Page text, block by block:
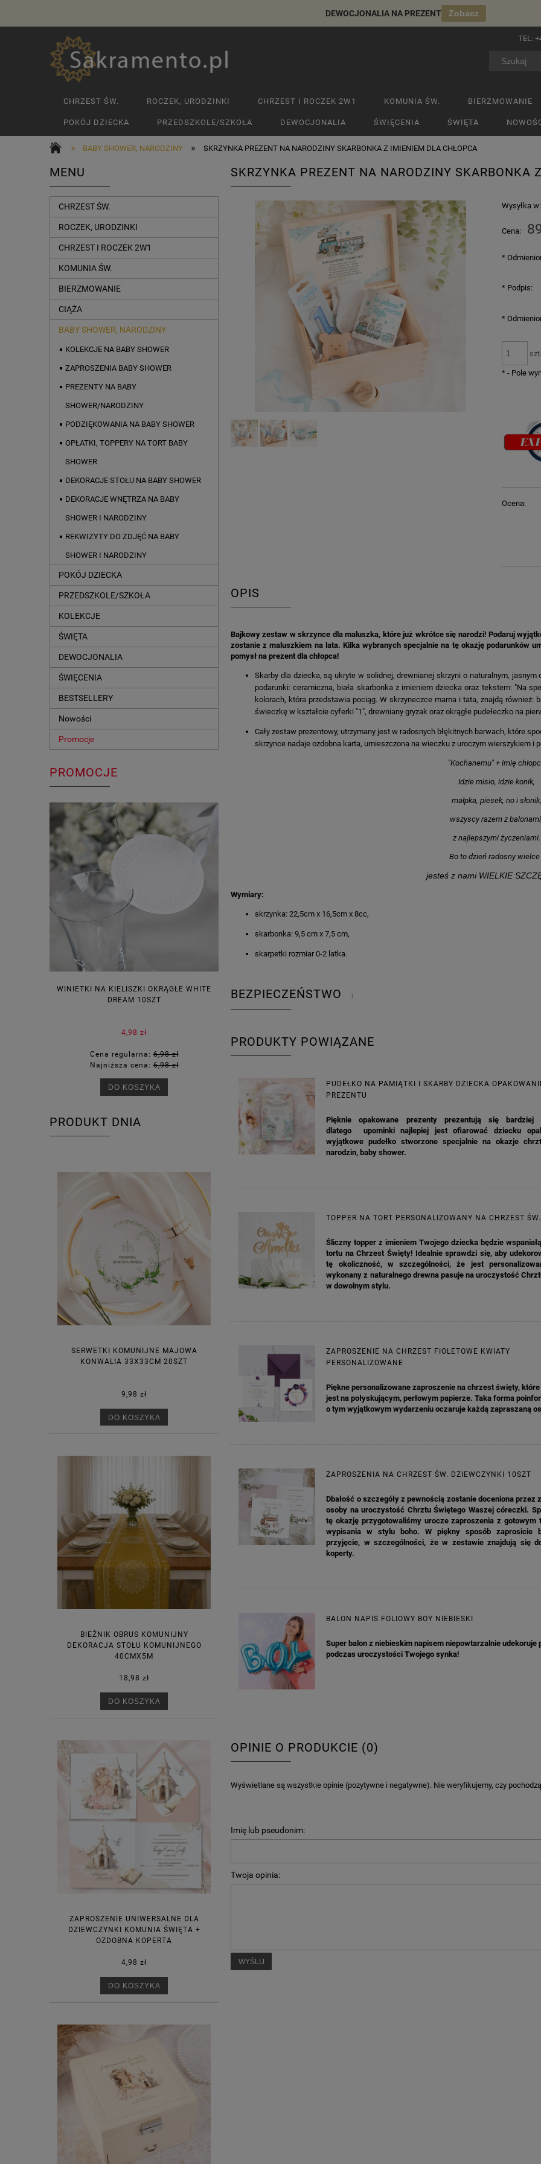
DEWOCJONALIA NA PREZENT Zobacz
TEL:
CHRZEST ŚW. ROCZEK, URODZINKI CHRZEST I ROCZEK 2W1 KOMUNIA ŚW. BIERZMOWANIE
POKÓJ DZIECKA PRZEDSZKOLE/SZKOŁA DEWOCJONALIA ŚWIĘCENIA ŚWIĘTA
» BABY SHOWER, NARODZINY » SKRZYNKA PREZENT NA NARODZINY SKARBONKA Z IMIENIEM DLA CHŁOPCA
MENU
CHRZEST ŚW.
ROCZEK, URODZINKI
CHRZEST I ROCZEK 2W1
KOMUNIA ŚW.
BIERZMOWANIE
CIĄŻA
BABY SHOWER, NARODZINY
KOLEKCJE NA BABY SHOWER
ZAPROSZENIA BABY SHOWER
PREZENTY NA BABY
SHOWER/NARODZINY
PODZIĘKOWANIA NA BABY SHOWER
OPŁATKI, TOPPERY NA TORT BABY
SHOWER
DEKORACJE STOŁU NA BABY SHOWER
DEKORACJE WNĘTRZA NA BABY
SHOWER I NARODZINY
REKWIZYTY DO ZDJĘĆ NA BABY
SHOWER I NARODZINY
POKÓJ DZIECKA
PRZEDSZKOLE/SZKOŁA
KOLEKCJE
ŚWIĘTA
DEWOCJONALIA
ŚWIĘCENIA
BESTSELLERY
Nowości
Promocje
PROMOCJE
WINIETKI NA KIELISZKI OKRĄGŁE WHITE
DREAM 10SZT
4,98 zł
Cena regularna:6,98 zł
Najniższa cena:6,98 zł
DO KOSZYKA
PUDEŁECZKA PODZIĘKOWANIE ZŁOTA
KORONKA KWADRAT 10SZT
Cena regularna:
DO KOSZYKA DO KOSZYKA
PRODUKT DNIA
SERWETKI KOMUNIJNE MAJOWA
KONWALIA 33X33CM 20SZT
9,98 zł
DO KOSZYKA
BIEŻNIK OBRUS KOMUNIJNY
DEKORACJA STOŁU KOMUNIJNEGO
40CMX5M
18,98 zł
DO KOSZYKA
ZAPROSZENIE UNIWERSALNE DLA
DZIEWCZYNKI KOMUNIA ŚWIĘTA +
OZDOBNA KOPERTA
4,98 zł
DO KOSZYKA
SKRZYNKA PREZENT NA NARODZINY SKARBONKA
Wysyłka w:
Cena:
*
* Podpis:
*
szt.
* - Pole
Ocena:
OPIS
Bajkowy zestaw w skrzynce dla maluszka, które już wkrótce się narodzi! Podaruj
zostanie z maluszkiem na lata. Kilka wybranych specjalnie na tę okazję podarunków
pomysł na prezent dla chłopca!
Skarby dla dziecka, są ukryte w solidnej, drewnianej skrzyni o naturalnym,
podarunki: ceramiczna, biała skarbonka z imieniem dziecka oraz tekstem: "Na
kolorach, która przedstawia pociąg. W skrzyneczce mama i tata, znajdą również:
świeczkę w kształcie cyferki "1", drewniany gryzak oraz okrągłe pudełeczko na
Cały zestaw prezentowy, utrzymany jest w radosnych błękitnych barwach, które
skrzynce nadaje ozdobna karta, umieszczona na wieczku z uroczym wierszykiem i
"Kochanemu" + imię
Idzie misio, idzie konik,
małpka, piesek, no i słonik,
wszyscy razem z balonami,
z najlepszymi życzeniami.
Bo to dzień radosny wielce
jesteś z nami WIELKIE
Wymiary:
skrzynka: 22,5cm x 16,5cm x 8cc,
skarbonka: 9,5 cm x 7,5 cm,
skarpetki rozmiar 0-2 latka.
BEZPIECZEŃSTWO ↓
PRODUKTY POWIĄZANE
PUDEŁKO NA PAMIĄTKI I SKARBY DZIECKA
PREZENTU
Pięknie opakowane prezenty prezentują się bardziej
dlatego upominki najlepiej jest ofiarować dziecku
wyjątkowe pudełko stworzone specjalnie na okazje
narodzin, baby shower.
TOPPER NA TORT PERSONALIZOWANY NA CHRZEST ŚW.
Śliczny topper z imieniem Twojego dziecka będzie
tortu na Chrzest Święty! Idealnie sprawdzi się, aby
tę okoliczność, w szczególności, że jest
wykonany z naturalnego drewna pasuje na uroczystość
w dowolnym stylu.
ZAPROSZENIE NA CHRZEST FIOLETOWE KWIATY
PERSONALIZOWANE
Piękne personalizowane zaproszenie na chrzest święty,
jest na połyskującym, perłowym papierze. Taka forma
o tym wyjątkowym wydarzeniu oczaruje każdą zapraszaną
ZAPROSZENIA NA CHRZEST ŚW. DZIEWCZYNKI 10SZT
Dbałość o szczegóły z pewnością zostanie doceniona przez
osoby na uroczystość Chrztu Świętego Waszej córeczki.
tę okazję przygotowaliśmy urocze zaproszenia z gotowym
wypisania w stylu boho. W piękny sposób zaprosicie
przyjęcie, w szczególności, że w zestawie znajdują się
koperty.
BALON NAPIS FOLIOWY BOY NIEBIESKI
Super balon z niebieskim napisem niepowtarzalnie udekoruje
podczas uroczystości Twojego synka!
OPINIE O PRODUKCIE (0)
Wyświetlane są wszystkie opinie (pozytywne i negatywne). Nie weryfikujemy, czy
Imię lub pseudonim:
Twoja opinia:
WYŚLIJ